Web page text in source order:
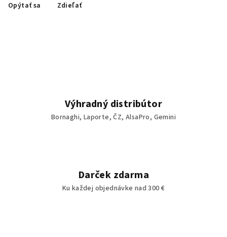
Opýtať sa Zdieľať
Výhradný distribútor
Bornaghi, Laporte, ČZ, AlsaPro, Gemini
Darček zdarma
Ku každej objednávke nad 300 €